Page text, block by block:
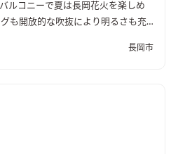
ルコニーで夏は長岡花火を楽しめ
す。 ［spec：長期優良
長岡市